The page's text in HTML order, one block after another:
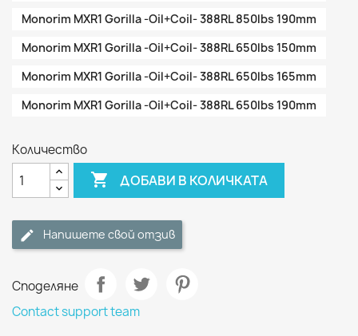
Monorim MXR1 Gorilla -Oil+Coil- 388RL 850lbs 190mm
Monorim MXR1 Gorilla -Oil+Coil- 388RL 650lbs 150mm
Monorim MXR1 Gorilla -Oil+Coil- 388RL 650lbs 165mm
Monorim MXR1 Gorilla -Oil+Coil- 388RL 650lbs 190mm
Количество
 ДОБАВИ В КОЛИЧКАТА
Напишете свой отзив
Споделяне
Contact support team